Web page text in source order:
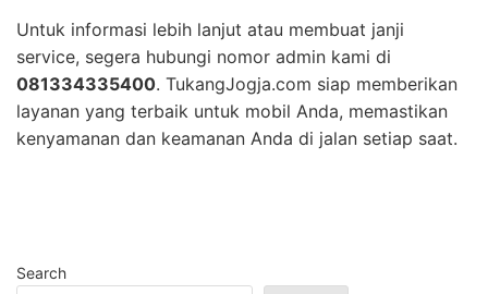
Untuk informasi lebih lanjut atau membuat janji
service, segera hubungi nomor admin kami di
081334335400. TukangJogja.com siap memberikan
layanan yang terbaik untuk mobil Anda, memastikan
kenyamanan dan keamanan Anda di jalan setiap saat.
Search